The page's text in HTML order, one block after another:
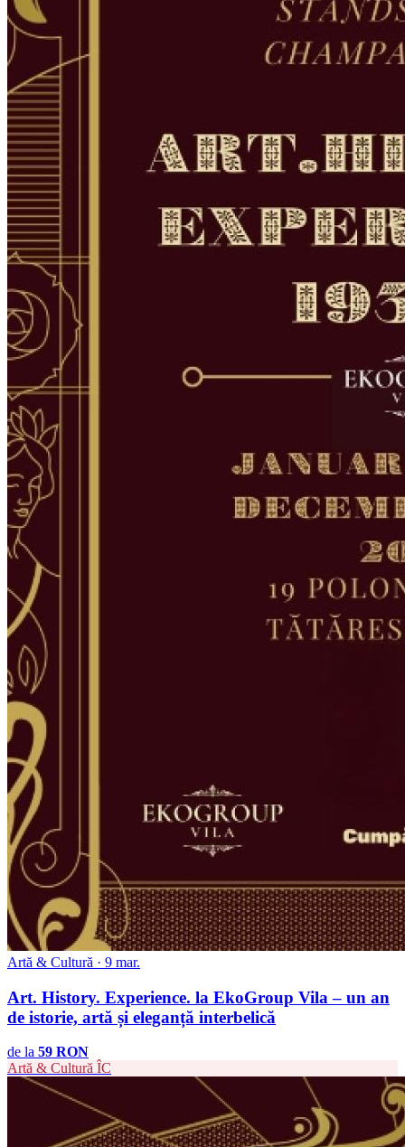
Artă & Cultură · 9 mar.
Art. History. Experience. la EkoGroup Vila – un an
de istorie, artă și eleganță interbelică
de la 59 RON
Artă & Cultură ÎC